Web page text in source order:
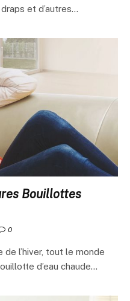
et d’autres…
Bouillottes
0
de l’hiver, tout le monde
d’eau chaude…